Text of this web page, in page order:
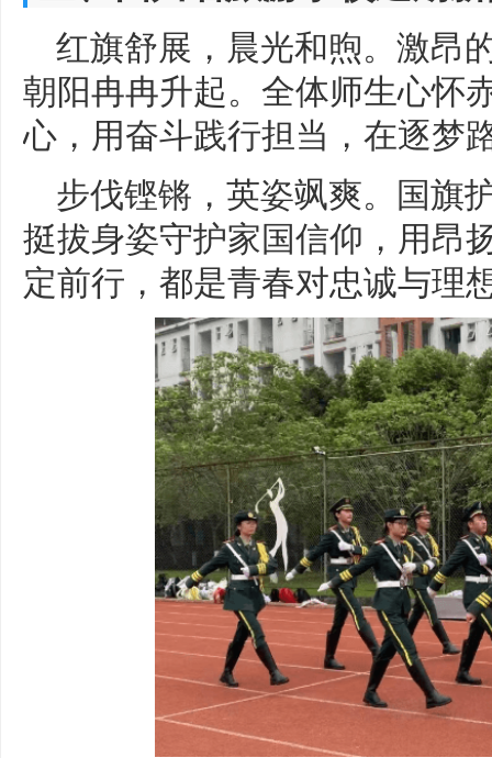
红旗舒展，晨光和煦。激昂
朝阳冉冉升起。全体师生心怀
心，用奋斗践行担当，在逐梦
步伐铿锵，英姿飒爽。国旗
挺拔身姿守护家国信仰，用昂
定前行，都是青春对忠诚与理